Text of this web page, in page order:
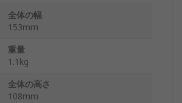
全体の幅
153mm
重量
1.1kg
全体の高さ
108mm